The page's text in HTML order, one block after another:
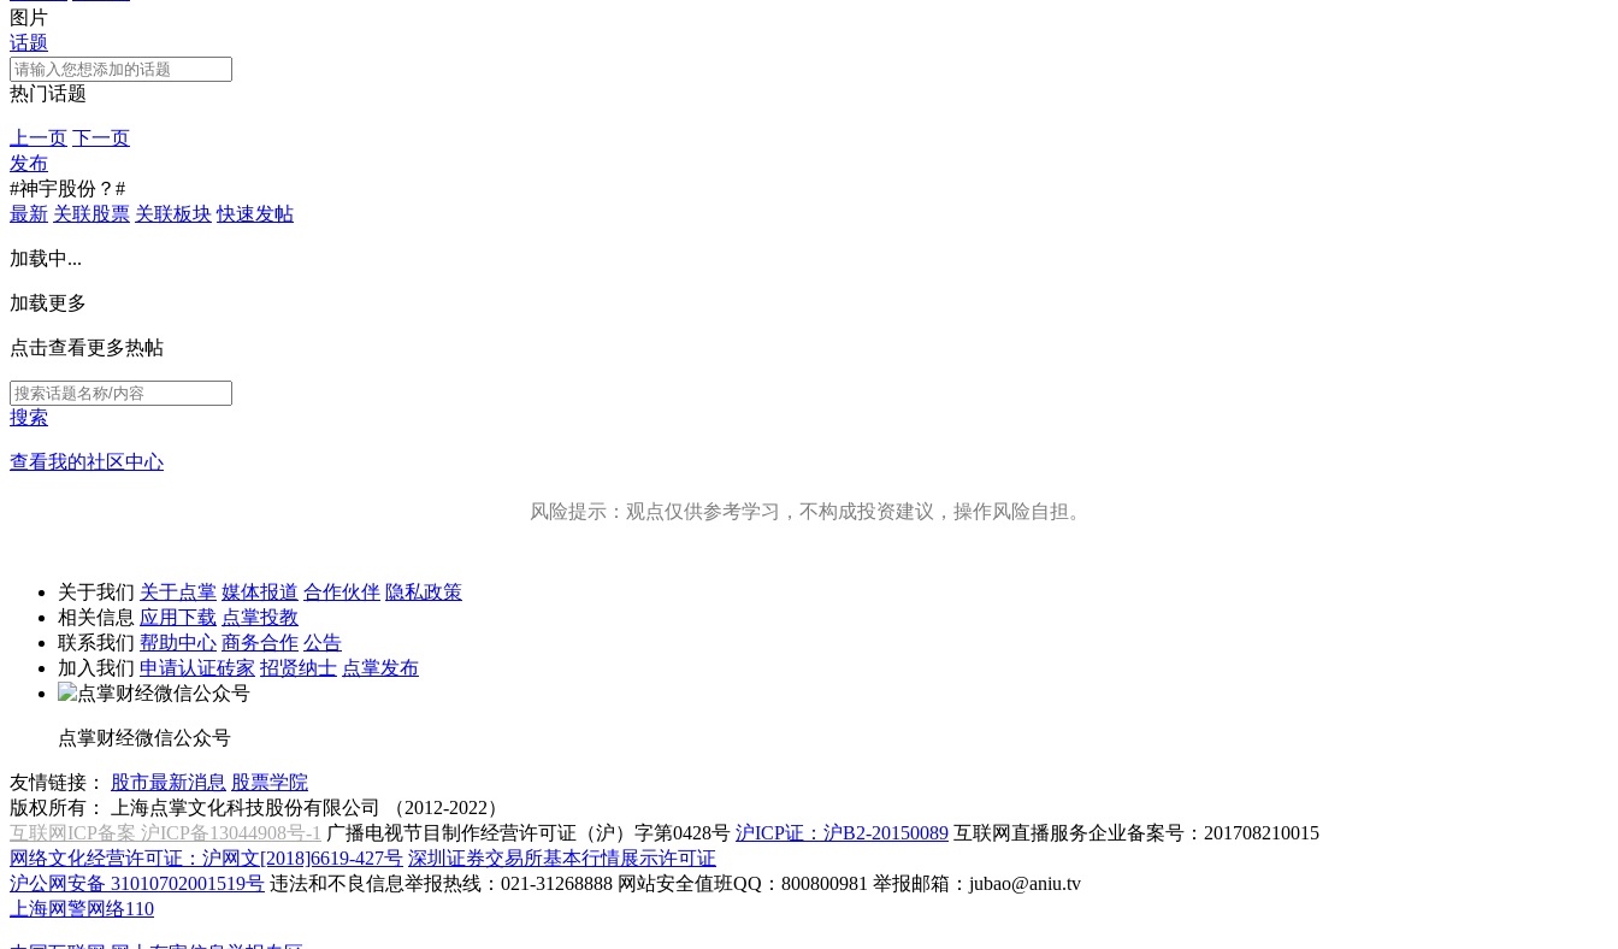
图片
话题
热门话题
上一页 下一页
发布
#神宇股份？#
最新 关联股票 关联板块 快速发帖
加载中...
加载更多
点击查看更多热帖
搜索
查看我的社区中心
风险提示：观点仅供参考学习，不构成投资建议，操作风险自担。
关于我们 关于点掌 媒体报道 合作伙伴 隐私政策
相关信息 应用下载 点掌投教
联系我们 帮助中心 商务合作 公告
加入我们 申请认证砖家 招贤纳士 点掌发布
点掌财经微信公众号
友情链接： 股市最新消息 股票学院
版权所有：
上海点掌文化科技股份有限公司 （2012-2022）
互联网ICP备案 沪ICP备13044908号-1 广播电视节目制作经营许可证（沪）字第0428号 沪ICP证：沪B2-20150089 互联网直播服务企业备案号：201708210015
网络文化经营许可证：沪网文[2018]6619-427号 深圳证券交易所基本行情展示许可证
沪公网安备 31010702001519号 违法和不良信息举报热线：021-31268888 网站安全值班QQ：800800981 举报邮箱： jubao@aniu.tv
上海网警网络110